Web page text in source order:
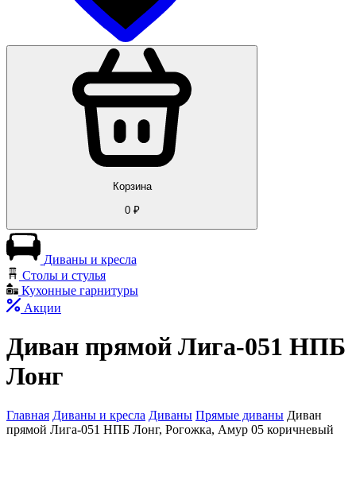
Корзина
0₽
Диваны и кресла
Столы и стулья
Кухонные гарнитуры
Акции
Диван прямой Лига-051 НПБ
Лонг
Главная Диваны и кресла Диваны Прямые диваны Диван
прямой Лига-051 НПБ Лонг, Рогожка, Амур 05 коричневый